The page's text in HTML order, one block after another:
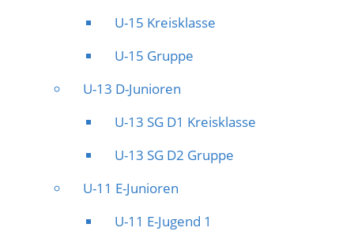
U-15 Kreisklasse
U-15 Gruppe
U-13 D-Junioren
U-13 SG D1 Kreisklasse
U-13 SG D2 Gruppe
U-11 E-Junioren
U-11 E-Jugend 1